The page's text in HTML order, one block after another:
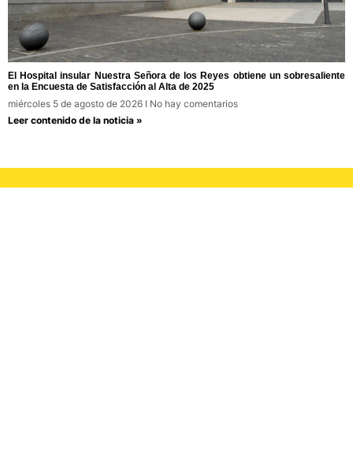
El Hospital insular Nuestra Señora de los Reyes obtiene un sobresaliente
en la Encuesta de Satisfacción al Alta de 2025
miércoles 5 de agosto de 2026
No hay comentarios
Leer contenido de la noticia »